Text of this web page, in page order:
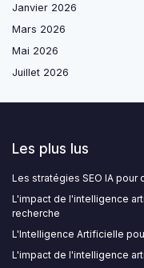
Janvier 2026
Mars 2026
Mai 2026
Juillet 2026
Les plus lus
Les stratégies SEO IA
L'impact de l'intelligence
recherche
L'Intelligence Artificielle
L'impact de l'intelligence